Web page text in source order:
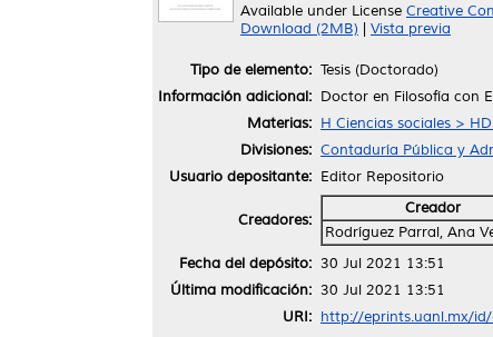
Available under License Creative
Download (2MB)
Vista previa
Tipo de elemento: Tesis (Doctorado)
Información adicional: Doctor en Filosofía con
Materias: H Ciencias sociales >
Divisiones: Contaduría Pública y
Usuario depositante: Editor Repositorio
Creadores:
Creador
Rodríguez Parral, Ana
Fecha del depósito: 30 Jul 2021 13:51
Última modificación: 30 Jul 2021 13:51
URI: http://eprints.uanl.mx/